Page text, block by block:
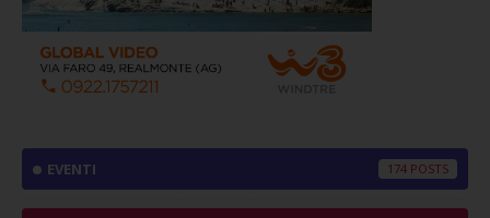
EVENTI 174